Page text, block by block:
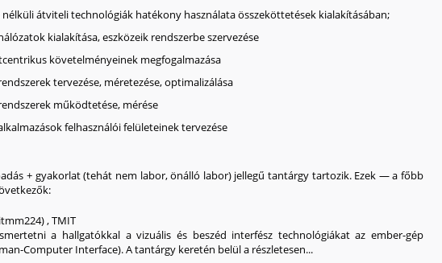
nélküliátviteli technológiák hatékony használataösszeköttetések kialakításában;
kialakítása, eszközeik rendszerbe szervezése
követelményeinek megfogalmazása
tervezése, méretezése,optimalizálása
működtetése, mérése
felhasználói felületeinek tervezése
+ gyakorlat (tehát nem labor, önálló labor) jellegű tantárgy tartozik. Ezek — a főbb
,TMIT
a hallgatókkal a vizuális és beszéd interfész technológiákat az ember-gép
Computer Interface). A tantárgy keretén belül a részletesen...